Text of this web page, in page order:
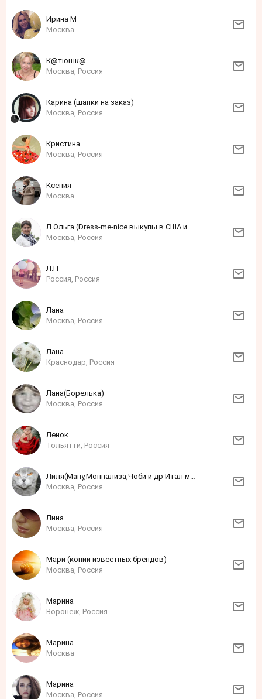
Ирина М
Москва
К@тюшк@
Москва, Россия
Карина (шапки на заказ)
Москва, Россия
Кристина
Москва, Россия
Ксения
Москва
Л.Ольга (Dress-me-nice выкупы в США и Европе онлайн и офлайн)
Москва, Россия
Л.П
Россия, Россия
Лана
Москва, Россия
Лана
Краснодар, Россия
Лана(Борелька)
Москва, Россия
Ленок
Тольятти, Россия
Лиля(Ману,Моннализа,Чоби и др Итал марки
Москва, Россия
Лина
Москва, Россия
Мари (копии известных брендов)
Москва, Россия
Марина
Воронеж, Россия
Марина
Москва
Марина
Москва, Россия